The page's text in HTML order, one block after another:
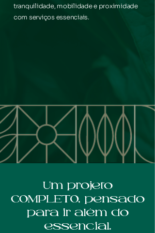
tranquilidade, mobilidade e proximidade
com serviços essenciais.
Um projeto
COMPLETO, pensado
para ir além do
essencial.